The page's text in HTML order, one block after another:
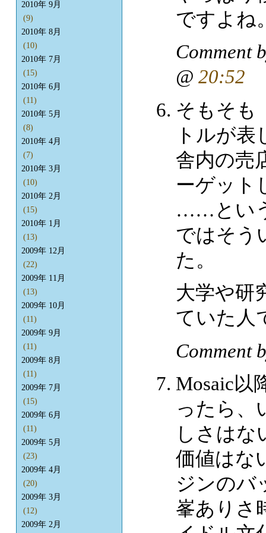
ですよね
Comment
@ 20:52
そもそも
トルが
舎内の売
ーゲット
……とい
ではそう
た。
大学や研
ていた人
Comment
Mosaic以
ったら、
しさはな
価値はな
ジンのバ
峯ありさ
2010年 9月
(9)
2010年 8月
(10)
2010年 7月
(15)
2010年 6月
(11)
2010年 5月
(8)
2010年 4月
(7)
2010年 3月
(10)
2010年 2月
(15)
2010年 1月
(13)
2009年 12月
(22)
2009年 11月
(13)
2009年 10月
(11)
2009年 9月
(11)
2009年 8月
(11)
2009年 7月
(15)
2009年 6月
(11)
2009年 5月
(23)
2009年 4月
(20)
2009年 3月
(12)
2009年 2月